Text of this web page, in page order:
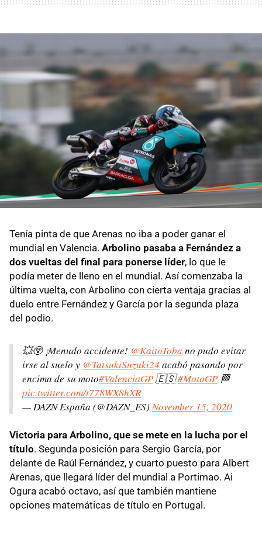
Tenía pinta de que Arenas no iba a poder ganar el
mundial en Valencia. Arbolino pasaba a Fernández a
dos vueltas del final para ponerse líder, lo que le
podía meter de lleno en el mundial. Así comenzaba la
última vuelta, con Arbolino con cierta ventaja gracias al
duelo entre Fernández y García por la segunda plaza
del podio.
💥😲 ¡Menudo accidente! @KaitoToba no pudo evitar
irse al suelo y @TatsukiSuzuki24 acabó pasando por
encima de su moto#ValenciaGP🇪🇸#MotoGP🏁
pic.twitter.com/t778WX8hXR
— DAZN España (@DAZN_ES)November 15, 2020
Victoria para Arbolino, que se mete en la lucha por el
título. Segunda posición para Sergio García, por
delante de Raúl Fernández, y cuarto puesto para Albert
Arenas, que llegará líder del mundial a Portimao. Ai
Ogura acabó octavo, así que también mantiene
opciones matemáticas de título en Portugal.